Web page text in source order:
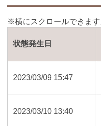
状態発生日
2023/03/09 15:47
2023/03/10 13:40